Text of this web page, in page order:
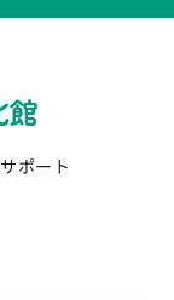
館
サポート